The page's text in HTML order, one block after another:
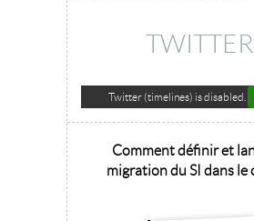
TWITTER
Twitter (timelines) is disabled.
Comment définir et
migration du SI dans le